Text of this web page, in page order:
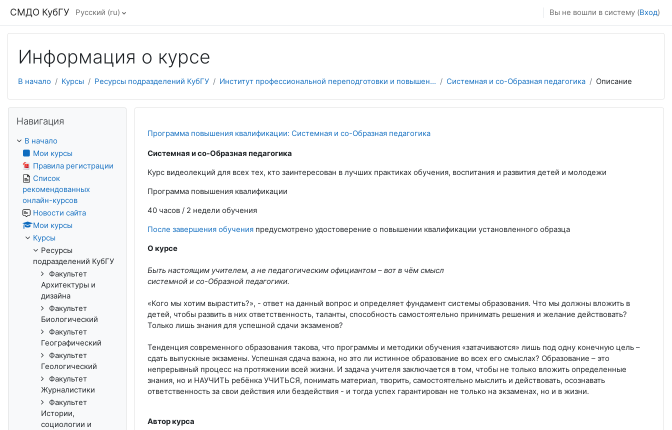
СМДО КубГУ Русский ‎(ru)‎ Вы не вошли в систему (Вход)
Информация о курсе
В начало Курсы Ресурсы подразделений КубГУ Институт профессиональной переподготовки и повышен... Системная и со-Образная педагогика Описание
Программа повышения квалификации: Системная и со-Образная педагогика
Системная и со-Образная педагогика
Курс видеолекций для всех тех, кто заинтересован в лучших практиках обучения, воспитания и развития детей и молодежи
Программа повышения квалификации
40 часов / 2 недели обучения
После завершения обученияпредусмотрено удостоверение о повышении квалификации установленного образца
О курсе
Быть настоящим учителем, а не педагогическим официантом – вот в чём смысл
системной и со-Образной педагогики.
«Кого мы хотим вырастить?», - ответ на данный вопрос и определяет фундамент системы образования. Что мы должны вложить в
детей, чтобы развить в них ответственность, таланты, способность самостоятельно принимать решения и желание действовать?
Только лишь знания для успешной сдачи экзаменов?
Тенденция современного образования такова, что программы и методики обучения «затачиваются» лишь под одну конечную цель –
сдать выпускные экзамены. Успешная сдача важна, но это ли истинное образование во всех его смыслах? Образование – это
непрерывный процесс на протяжении всей жизни. И задача учителя заключается в том, чтобы не только вложить определенные
знания, но и НАУЧИТЬ ребёнка УЧИТЬСЯ, понимать материал, творить, самостоятельно мыслить и действовать, осознавать
ответственность за свои действия или бездействия - и тогда успех гарантирован не только на экзаменах, но и в жизни.
Автор курса
Навигация
В начало
Мои курсы
Правила регистрации
Список
рекомендованных
онлайн-курсов
Новости сайта
Мои курсы
Курсы
Ресурсы
подразделений КубГУ
Факультет
Архитектуры и
дизайна
Факультет
Биологический
Факультет
Географический
Факультет
Геологический
Факультет
Журналистики
Факультет
Истории,
социологии и